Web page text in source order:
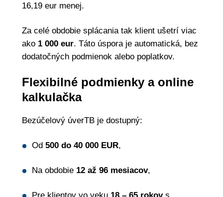
16,19 eur menej.
Za celé obdobie splácania tak klient ušetrí viac
ako 1 000 eur. Táto úspora je automatická, bez
dodatočných podmienok alebo poplatkov.
Flexibilné podmienky a online
kalkulačka
Bezúčelový úverTB je dostupný:
Od 500 do 40 000 EUR,
Na obdobie 12 až 96 mesiacov,
Pre klientov vo veku 18 – 65 rokovs